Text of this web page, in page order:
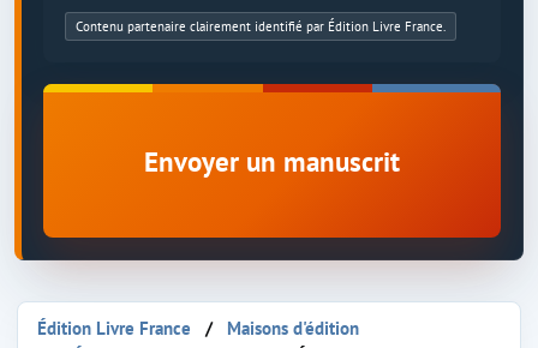
Contenu partenaire clairement identifié par Édition Livre France.
Envoyer un manuscrit
Édition Livre France
Maisons d'édition